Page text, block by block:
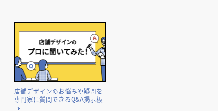
店舗デザインのお悩みや疑問を
専門家に質問できるQ&A掲示板